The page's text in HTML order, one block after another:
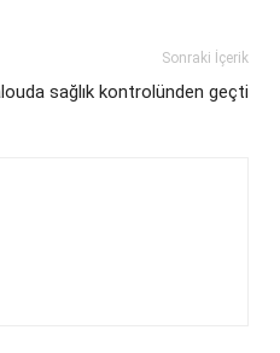
Sonraki İçerik
sağlık kontrolünden geçti